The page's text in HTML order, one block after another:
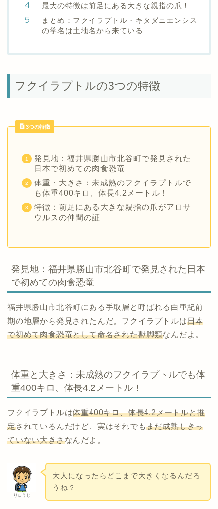
最大の特徴は前足にある大きな親指の爪！
まとめ：フクイラプトル・キタダニエンシス
の学名は土地名から来ている
フクイラプトルの3つの特徴
3つの特徴
発見地：福井県勝山市北谷町で発見された
日本で初めての肉食恐竜
体重・大きさ：未成熟のフクイラプトルで
も体重400キロ、体長4.2メートル！
特徴：前足にある大きな親指の爪がアロサ
ウルスの仲間の証
発見地：福井県勝山市北谷町で発見された日本
で初めての肉食恐竜
福井県勝山市北谷町にある手取層と呼ばれる白亜紀前
期の地層から発見されたんだ。フクイラプトルは日本
で初めて肉食恐竜として命名された獣脚類なんだよ。
体重と大きさ：未成熟のフクイラプトルでも体
重400キロ、体長4.2メートル！
フクイラプトルは体重400キロ、体長4.2メートルと推
定されているんだけど、実はそれでもまだ成熟しきっ
ていない大きさなんだよ。
りゅうじ
大人になったらどこまで大きくなるんだろ
うね？